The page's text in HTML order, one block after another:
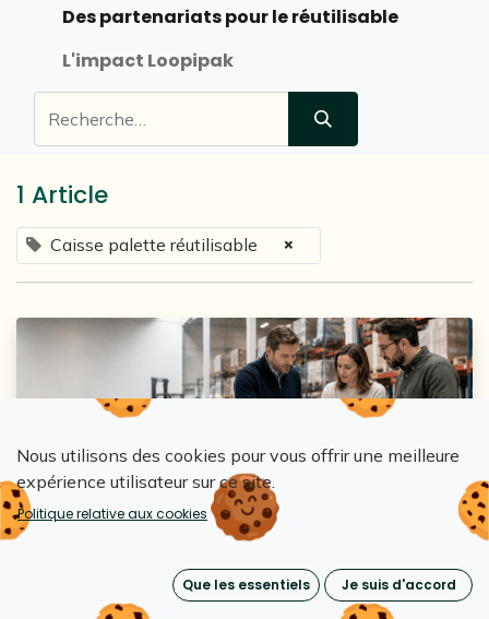
Des partenariats pour le réutilisable
L'impact Loopipak
1 Article
Caisse palette réutilisable ×
Loopipak
Accompagnement Loopipak — Étape 1 :
identifier les flux où le réutilisable crée le
plus de valeur
Nous utilisons des cookies pour vous offrir une meilleure
expérience utilisateur sur ce site.
Politique relative aux cookies
Que les essentiels Je suis d'accord